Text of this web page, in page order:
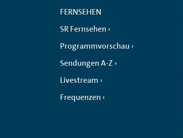
FERNSEHEN
SR Fernsehen
Programmvorschau
Sendungen A-Z
Livestream
Frequenzen